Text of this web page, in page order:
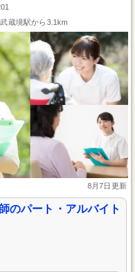
蔵境駅から3.1km
8月7日更新
のパート・アルバイト